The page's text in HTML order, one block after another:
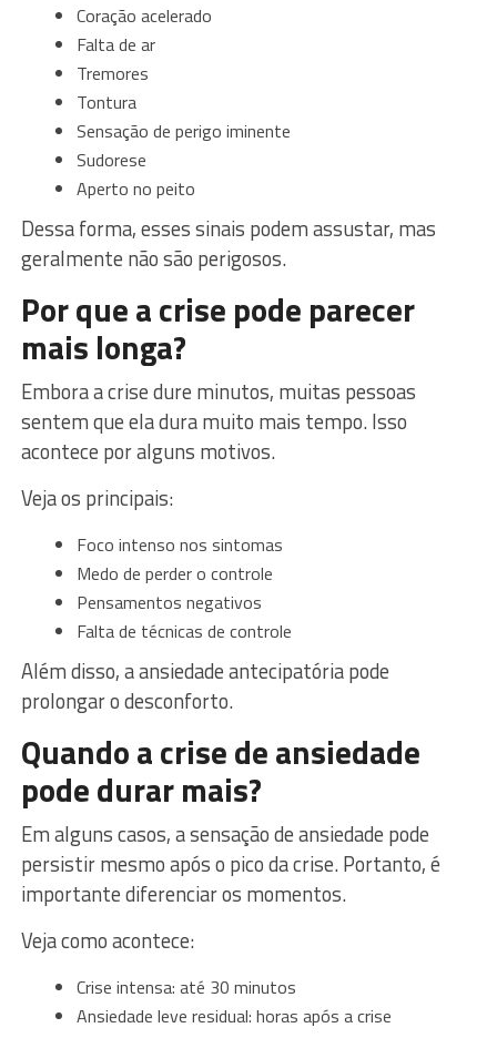
Coração acelerado
Falta de ar
Tremores
Tontura
Sensação de perigo iminente
Sudorese
Aperto no peito
Dessa forma, esses sinais podem assustar, mas
geralmente não são perigosos.
Por que a crise pode parecer
mais longa?
Embora a crise dure minutos, muitas pessoas
sentem que ela dura muito mais tempo. Isso
acontece por alguns motivos.
Veja os principais:
Foco intenso nos sintomas
Medo de perder o controle
Pensamentos negativos
Falta de técnicas de controle
Além disso, a ansiedade antecipatória pode
prolongar o desconforto.
Quando a crise de ansiedade
pode durar mais?
Em alguns casos, a sensação de ansiedade pode
persistir mesmo após o pico da crise. Portanto, é
importante diferenciar os momentos.
Veja como acontece:
Crise intensa: até 30 minutos
Ansiedade leve residual: horas após a crise